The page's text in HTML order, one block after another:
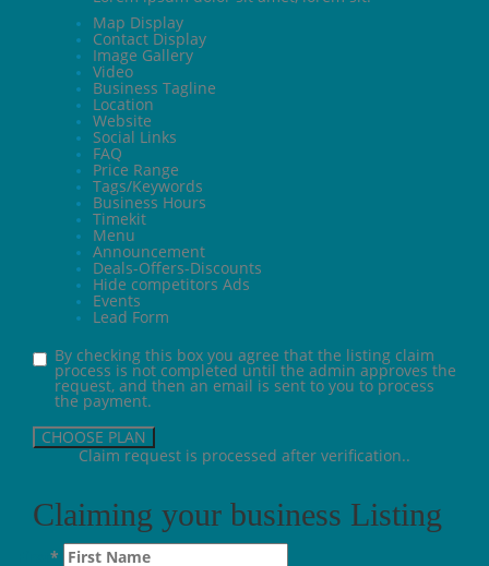
Map Display
Contact Display
Image Gallery
Video
Business Tagline
Location
Website
Social Links
FAQ
Price Range
Tags/Keywords
Business Hours
Timekit
Menu
Announcement
Deals-Offers-Discounts
Hide competitors Ads
Events
Lead Form
By checking this box you agree that the listing claim
process is not completed until the admin approves the
request, and then an email is sent to you to process
the payment.
Claim request is processed after verification..
Claiming your business Listing
*